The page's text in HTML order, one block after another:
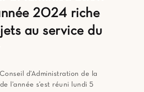
2024 riche
au service du
d’Administration de la
l’année s’est réuni lundi 5